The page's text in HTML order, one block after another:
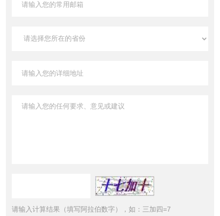
请输入计算结果（填写阿拉伯数字），如：三加四=7